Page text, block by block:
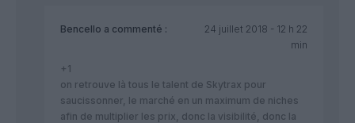
Bencello a commenté :
24 juillet 2018 - 12 h 22
min
+1
on retrouve là tous le talent de Skytrax pour
saucissonner, le marché en un maximum de niches
afin de multiplier les prix, donc la visibilité, donc la